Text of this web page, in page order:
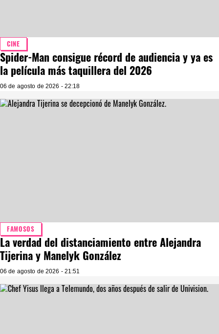
CINE
Spider-Man consigue récord de audiencia y ya es
la película más taquillera del 2026
06 de agosto de 2026 - 22:18
FAMOSOS
La verdad del distanciamiento entre Alejandra
Tijerina y Manelyk González
06 de agosto de 2026 - 21:51